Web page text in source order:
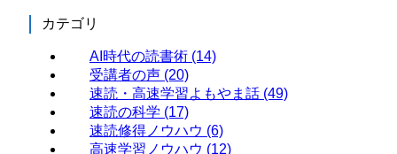
カテゴリ
AI時代の読書術 (14)
受講者の声 (20)
速読・高速学習よもやま話 (49)
速読の科学 (17)
速読修得ノウハウ (6)
高速学習ノウハウ (12)